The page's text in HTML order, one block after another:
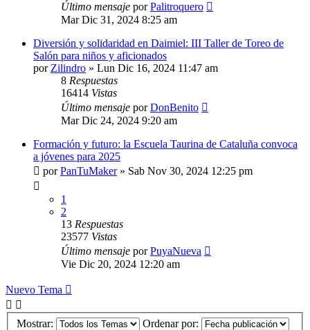
Último mensaje porPalitroquero
Mar Dic 31, 2024 8:25 am
Diversión y solidaridad en Daimiel: III Taller de Toreo de
Salón para niños y aficionados
porZilindro » Lun Dic 16, 2024 11:47 am
8 Respuestas
16414 Vistas
Último mensaje porDonBenito
Mar Dic 24, 2024 9:20 am
Formación y futuro: la Escuela Taurina de Cataluña convoca
a jóvenes para 2025
porPanTuMaker» Sab Nov 30, 2024 12:25 pm
1
2
13 Respuestas
23577 Vistas
Último mensaje porPuyaNueva
Vie Dic 20, 2024 12:20 am
Nuevo Tema
Mostrar:
Ordenar por: